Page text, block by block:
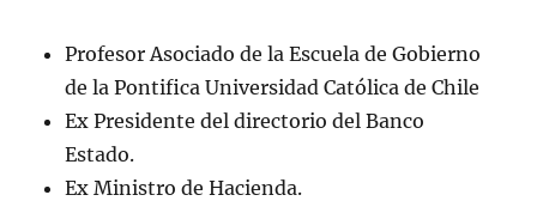
Profesor Asociado de la Escuela de Gobierno
de la Pontifica Universidad Católica de Chile
Ex Presidente del directorio del Banco
Estado.
Ex Ministro de Hacienda.